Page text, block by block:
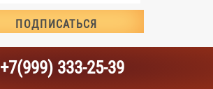
+7(999) 333-25-39